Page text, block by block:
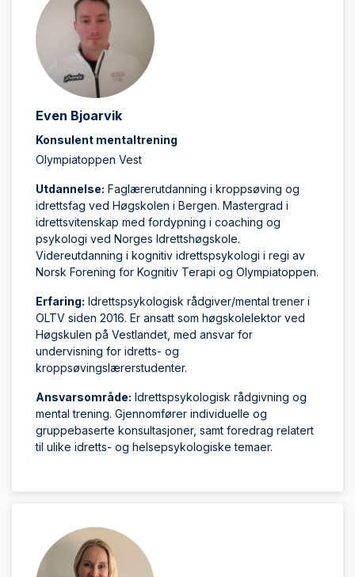
Even Bjoarvik
Konsulent mentaltrening
Olympiatoppen Vest
Utdannelse: Faglærerutdanning i kroppsøving og
idrettsfag ved Høgskolen i Bergen. Mastergrad i
idrettsvitenskap med fordypning i coaching og
psykologi ved Norges Idrettshøgskole.
Videreutdanning i kognitiv idrettspsykologi i regi av
Norsk Forening for Kognitiv Terapi og Olympiatoppen.
Erfaring: Idrettspsykologisk rådgiver/mental trener i
OLTV siden 2016. Er ansatt som høgskolelektor ved
Høgskulen på Vestlandet, med ansvar for
undervisning for idretts- og
kroppsøvingslærerstudenter.
Ansvarsområde: Idrettspsykologisk rådgivning og
mental trening. Gjennomfører individuelle og
gruppebaserte konsultasjoner, samt foredrag relatert
til ulike idretts- og helsepsykologiske temaer.